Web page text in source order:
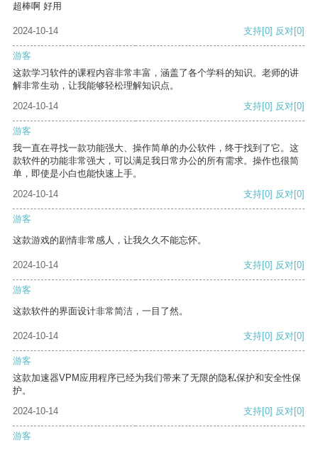
超棒啊 好用
2024-10-14 支持[0] 反对[0]
游客
这款学习软件的课程内容非常丰富，涵盖了各个学科的知识。老师的讲
解非常生动，让我能够轻松理解知识点。
2024-10-14
支持[0] 反对[0]
游客
我一直在寻找一款功能强大、操作简单的办公软件，终于找到了它。这
款软件的功能非常强大，可以满足我日常办公的所有需求。操作也很简
单，即使是小白也能快速上手。
2024-10-14
支持[0] 反对[0]
游客
这款游戏的剧情非常感人，让我久久不能忘怀。
2024-10-14 支持[0] 反对[0]
游客
这款软件的界面设计非常简洁，一目了然。
2024-10-14 支持[0] 反对[0]
游客
这款加速器VPM应用程序已经为我们带来了无限的隐私保护和安全性保
护。
2024-10-14
支持[0] 反对[0]
游客